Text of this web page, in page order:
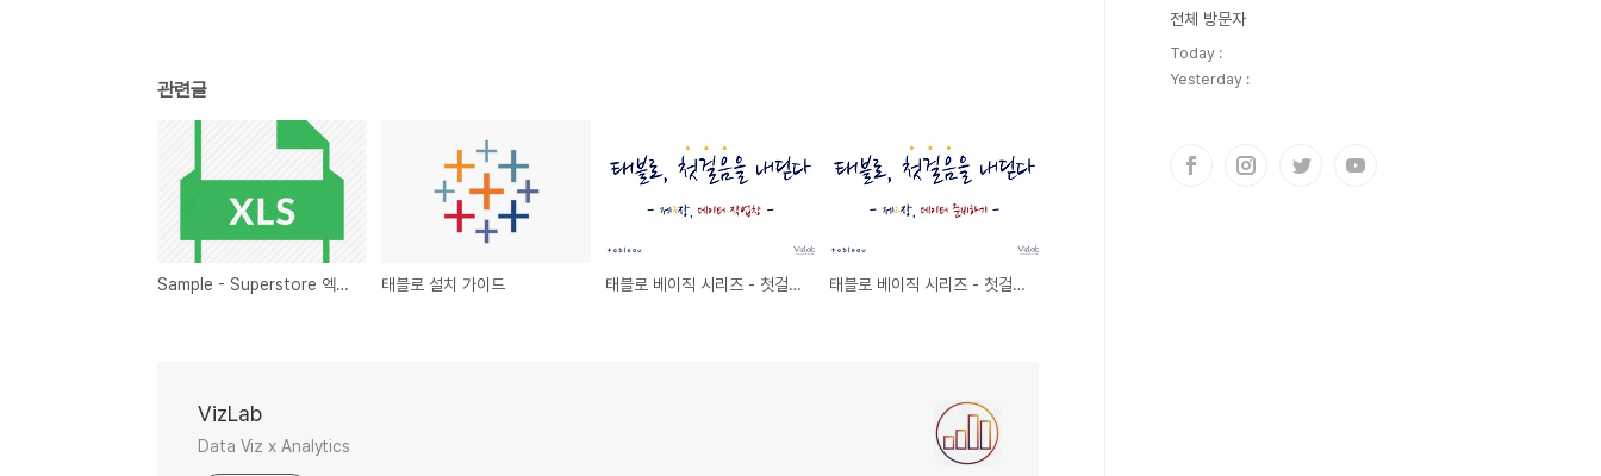
관련글
Sample - Superstore 엑셀 데이터 태블로 설치 가이드 태블로 베이직 시리즈 - 첫걸음 ③ 데이터 작업하기 태블로 베이직 시리즈 - 첫걸음 ② 데이터 준비하기
VizLab
Data Viz x Analytics
전체 방문자
Today :
Yesterday :